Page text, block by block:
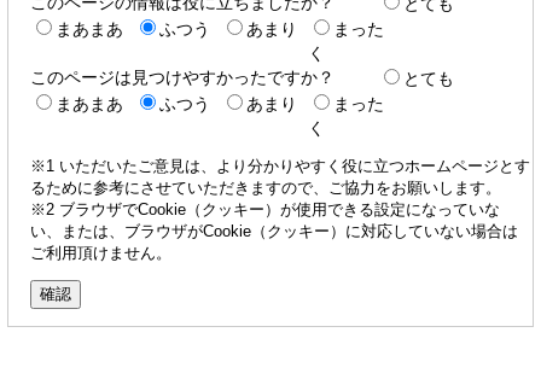
まあまあ
ふつう あまり
まった
く
このページは見つけやすかったですか？
とても
まあまあ
ふつう あまり
まった
く
※1 いただいたご意見は、より分かりやすく役に立つホームページとす
るために参考にさせていただきますので、ご協力をお願いします。
※2 ブラウザでCookie（クッキー）が使用できる設定になっていな
い、または、ブラウザがCookie（クッキー）に対応していない場合は
ご利用頂けません。